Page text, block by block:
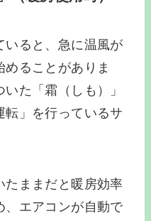
いると、急に温風が
ることがありま
た「霜（しも）」
転」を行っているサ
たままだと暖房効率
、エアコンが自動で